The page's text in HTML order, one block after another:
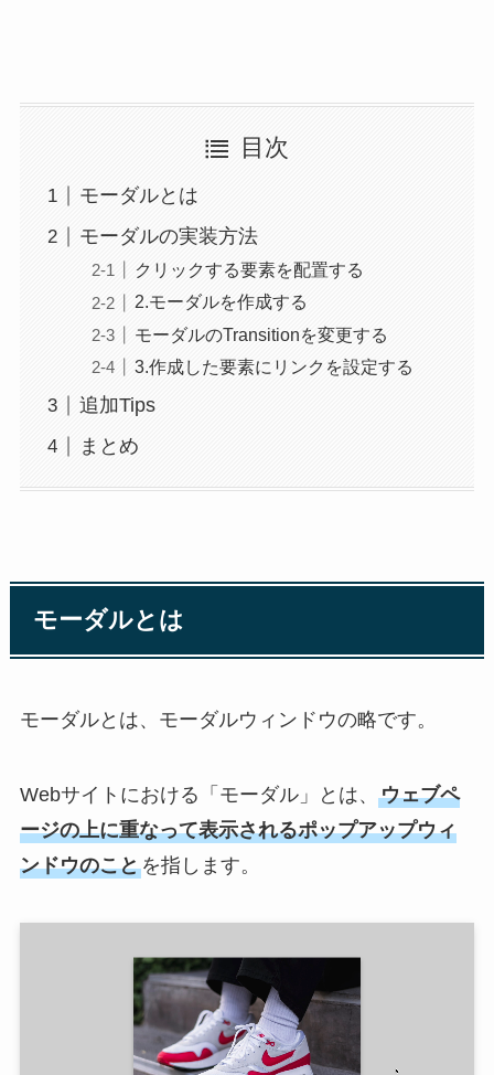
目次
モーダルとは
モーダルの実装方法
クリックする要素を配置する
2.モーダルを作成する
モーダルのTransitionを変更する
3.作成した要素にリンクを設定する
追加Tips
まとめ
モーダルとは
モーダルとは、モーダルウィンドウの略です。
Webサイトにおける「モーダル」とは、 ウェブペ
ージの上に重なって表示されるポップアップウィ
ンドウのことを指します。